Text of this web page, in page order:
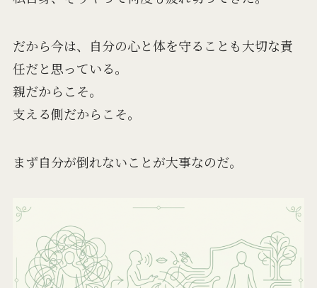
だから今は、自分の心と体を守ることも大切な責
任だと思っている。
親だからこそ。
支える側だからこそ。
まず自分が倒れないことが大事なのだ。